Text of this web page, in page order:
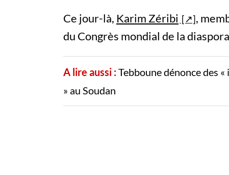
Ce jour-là, Karim Zéribi
,
du Congrès mondial de la
A lire aussi :Tebboune dénonce des
» au Soudan